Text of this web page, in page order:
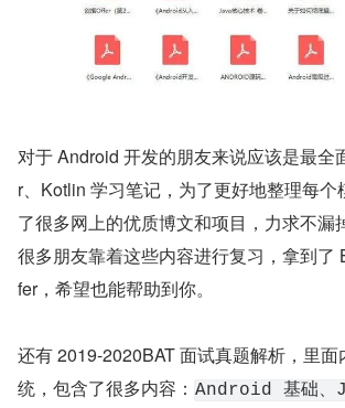
对于 Android 开发的朋友来说应该是最全
r、Kotlin 学习笔记，为了更好地整理每个
了很多网上的优质博文和项目，力求不漏
很多朋友靠着这些内容进行复习，拿到了
fer，希望也能帮助到你。
还有 2019-2020BAT 面试真题解析，里
统，包含了很多内容： Android 基础、